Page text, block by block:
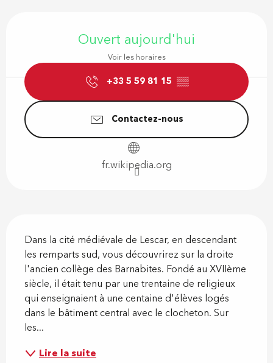
Ouvert aujourd'hui
Voir les horaires
+33 5 59 81 15 ▒▒
Contactez-nous
fr.wikipedia.org
Dans la cité médiévale de Lescar, en descendant
les remparts sud, vous découvrirez sur la droite
l'ancien collège des Barnabites. Fondé au XVIIème
siècle, il était tenu par une trentaine de religieux
qui enseignaient à une centaine d'élèves logés
dans le bâtiment central avec le clocheton. Sur
les...
Lire la suite